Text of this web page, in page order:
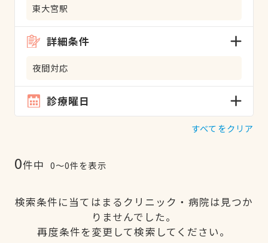
東大宮駅
詳細条件
夜間対応
診療曜日
すべてをクリア
0件中 0〜0件を表示
検索条件に当てはまるクリニック・病院は見つか
りませんでした。
再度条件を変更して検索してください。